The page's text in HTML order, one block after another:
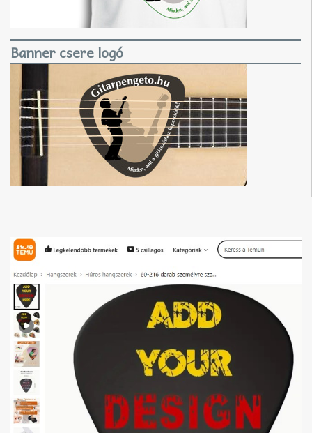
Banner csere logó